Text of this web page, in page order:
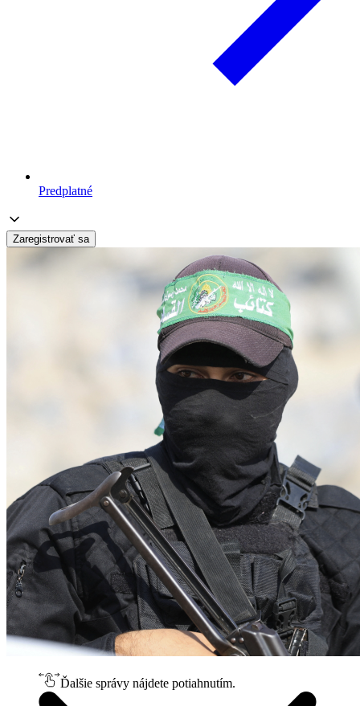
Predplatné
Zaregistrovať sa
Ďalšie správy nájdete potiahnutím.